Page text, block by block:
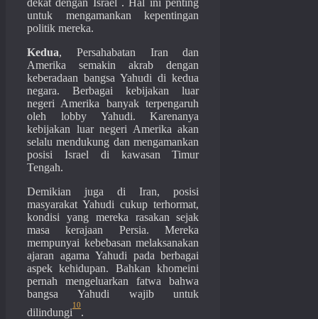
dekat dengan Israel
. Hal ini penting
untuk mengamankan kepentingan
politik mereka.
Kedua, Persahabatan Iran dan
Amerika semakin akrab dengan
keberadaan bangsa Yahudi di kedua
negara. Berbagai kebijakan luar
negeri Amerika banyak terpengaruh
oleh lobby Yahudi. Karenanya
kebijakan luar negeri Amerika akan
selalu mendukung dan mengamankan
posisi Israel di kawasan Timur
Tengah.
Demikian juga di Iran, posisi
masyarakat Yahudi cukup terhormat,
kondisi yang mereka rasakan sejak
masa kerajaan Persia. Mereka
mempunyai kebebasan melaksanakan
ajaran agama Yahudi pada berbagai
aspek kehidupan. Bahkan khomeini
pernah mengeluarkan fatwa bahwa
bangsa Yahudi wajib untuk
dilindungi
10
.